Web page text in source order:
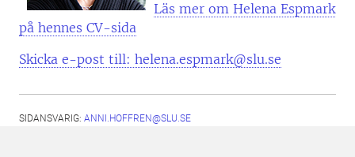
Läs mer om Helena Espmark
på hennes CV-sida
Skicka e-post till: helena.espmark@slu.se
SIDANSVARIG: ANNI.HOFFREN@SLU.SE